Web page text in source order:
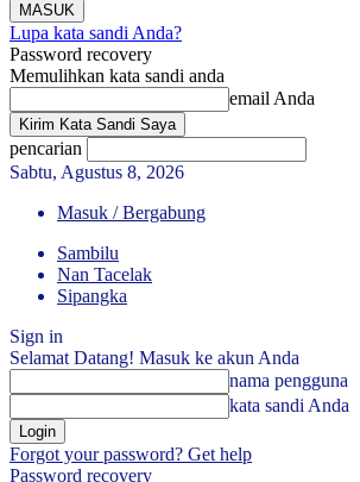
Lupa kata sandi Anda?
Password recovery
Memulihkan kata sandi anda
email Anda
pencarian
Sabtu, Agustus 8, 2026
Masuk / Bergabung
Sambilu
Nan Tacelak
Sipangka
Sign in
Selamat Datang! Masuk ke akun Anda
nama pengguna
kata sandi Anda
Forgot your password? Get help
Password recovery